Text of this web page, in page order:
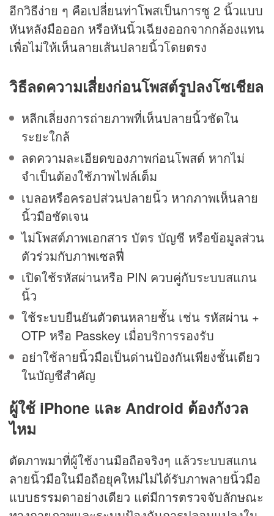
อีกวิธีง่าย ๆ คือเปลี่ยนท่าโพสเป็นการชู 2 นิ้วแบบ
หันหลังมือออก หรือหันนิ้วเฉียงออกจากกล้องแทน
เพื่อไม่ให้เห็นลายเส้นปลายนิ้วโดยตรง
วิธีลดความเสี่ยงก่อนโพสต์รูปลงโซเชียล
หลีกเลี่ยงการถ่ายภาพที่เห็นปลายนิ้วชัดใน
ระยะใกล้
ลดความละเอียดของภาพก่อนโพสต์ หากไม่
จำเป็นต้องใช้ภาพไฟล์เต็ม
เบลอหรือครอปส่วนปลายนิ้ว หากภาพเห็นลาย
นิ้วมือชัดเจน
ไม่โพสต์ภาพเอกสาร บัตร บัญชี หรือข้อมูลส่วน
ตัวร่วมกับภาพเซลฟี่
เปิดใช้รหัสผ่านหรือ PIN ควบคู่กับระบบสแกน
นิ้ว
ใช้ระบบยืนยันตัวตนหลายชั้น เช่น รหัสผ่าน +
OTP หรือ Passkey เมื่อบริการรองรับ
อย่าใช้ลายนิ้วมือเป็นด่านป้องกันเพียงชั้นเดียว
ในบัญชีสำคัญ
ผู้ใช้ iPhone และ Android ต้องกังวล
ไหม
ตัดภาพมาที่ผู้ใช้งานมือถือจริงๆ แล้วระบบสแกน
ลายนิ้วมือในมือถือยุคใหม่ไม่ได้รับภาพลายนิ้วมือ
แบบธรรมดาอย่างเดียว แต่มีการตรวจจับลักษณะ